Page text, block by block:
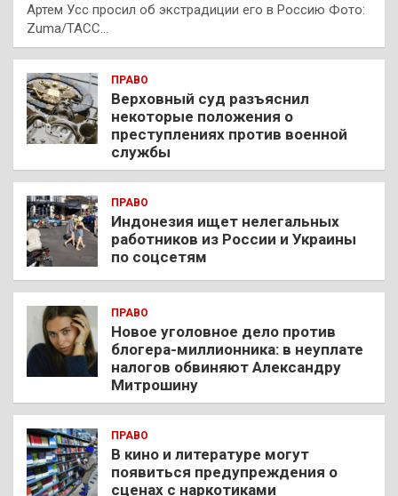
Артем Усс просил об экстрадиции его в Россию Фото:
Zuma/ТАСС…
ПРАВО
Верховный суд разъяснил
некоторые положения о
преступлениях против военной
службы
ПРАВО
Индонезия ищет нелегальных
работников из России и Украины
по соцсетям
ПРАВО
Новое уголовное дело против
блогера-миллионника: в неуплате
налогов обвиняют Александру
Митрошину
ПРАВО
В кино и литературе могут
появиться предупреждения о
сценах с наркотиками